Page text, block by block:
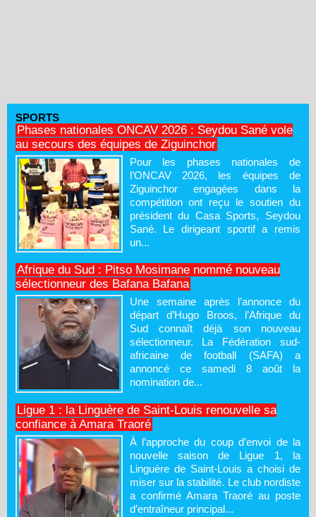
SPORTS
Phases nationales ONCAV 2026 : Seydou Sané vole
au secours des équipes de Ziguinchor
Pour les phases nationales de
l’ONCAV 2026, les équipes de
Ziguinchor engagées dans la
compétition ont reçu le soutien du
président du Casa Sports, Seydou
Sané. Le dirigeant sportif a remis
un...
Afrique du Sud : Pitso Mosimane nommé nouveau
sélectionneur des Bafana Bafana
Une semaine après l’annonce du
départ d’Hugo Broos, l’Afrique du
Sud connaît déjà son nouveau
sélectionneur. La Fédération sud-
africaine de football (SAFA) a
annoncé ce samedi 8 août la
nomination de...
Ligue 1 : la Linguère de Saint-Louis renouvelle sa
confiance à Amara Traoré
À l’approche du coup d’envoi de la
nouvelle saison de Ligue 1, la
Linguère de Saint-Louis a choisi de
miser sur la stabilité. Le club nordiste
a confirmé Amara Traoré au poste
d’entraîneur principal...